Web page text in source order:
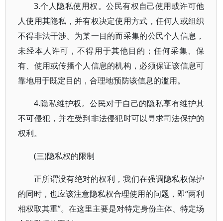
3.个人隐私使用权。公民有权自己使用或许可他
人使用其隐私，并有权决定使用方式，任何人或组织
不得非法干涉。为某一目的而采集的公民个人信息，
未经本人许可，不得用于其他目的；任何采集、保
有、使用或传播个人信息的机构，必须保证该信息可
靠地用于既定目的，合理地预防该信息的滥用。
4.隐私维护权。公民对于自己的隐私享有维护其
不可侵犯，并在受到非法侵犯时可以寻求司法保护的
权利。
(三)隐私权的限制
正所谓没有绝对的权利，我们在强调隐私权保护
的同时，也应该注意隐私权合理使用的问题，即“两利
相权取其重”。在这里主要是对特定身份主体、特定场